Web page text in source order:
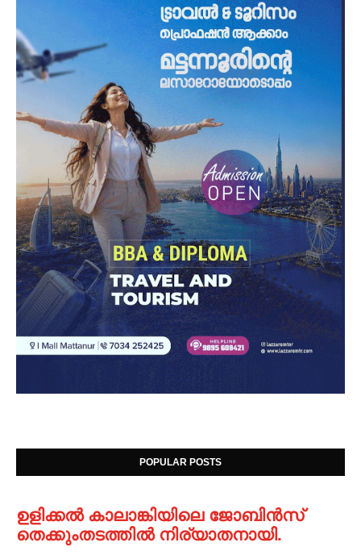
POPULAR POSTS
ഉളിക്കൽ കാലാങ്കിയിലെ ജോബിൻസ്
തെക്കുംതടത്തിൽ നിര്യാതനായി.